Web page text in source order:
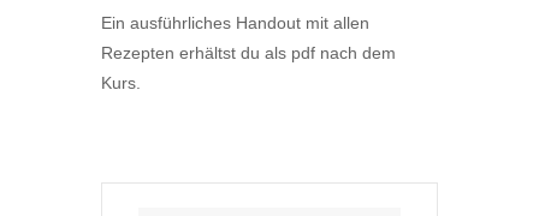
Ein ausführliches Handout mit allen
Rezepten erhältst du als pdf nach dem
Kurs.